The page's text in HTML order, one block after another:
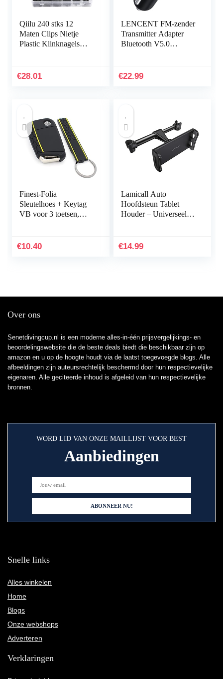
Qiilu 240 stks 12
Maten Clips Nietje
Plastic Klinknagels
Trim Clip Body…
€28.01
LENCENT FM-zender
Transmitter Adapter
Bluetooth V5.0
Handsfree Autolader
€22.99
Finest-Folia
Sleutelhoes + Keytag
VB voor 3 toetsen,
€10.40
Lamicall Auto
Hoofdsteun Tablet
Houder – Universeel
Houder voor alle
€14.99
Over ons
Senetdivingcup.nl is een moderne alles-in-één prijsvergelijkings- en
beoordelingswebsite die de beste deals biedt die beschikbaar zijn op
amazon en u op de hoogte houdt via de laatst toegevoegde blogs. Alle
afbeeldingen zijn auteursrechtelijk beschermd door hun respectievelijke
eigenaren. Alle geciteerde inhoud is afgeleid van hun respectievelijke
bronnen.
WORD LID VAN ONZE MAILLIJST VOOR BEST
Aanbiedingen
Snelle links
Alles winkelen
Home
Blogs
Onze webshops
Adverteren
Verklaringen